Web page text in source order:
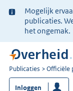
Ter
informatie:
Mogelijk
publicaties.
het ongemak.
U
bent
Publicaties Officiële
Inloggen